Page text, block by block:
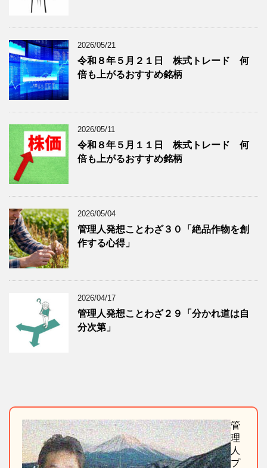
グ
記
事
を
表
示
ブ
ロ
グ
記
事
を
表
示
2026/05/21
令和８年５月２１日 株式トレード 何
倍も上がるおすすめ銘柄
2026/05/11
令和８年５月１１日 株式トレード 何
倍も上がるおすすめ銘柄
2026/05/04
管理人発想ことわざ３０「絶品作物を創
作する心得」
2026/04/17
管理人発想ことわざ２９「分かれ道は自
分次第」
管
理
人
プ